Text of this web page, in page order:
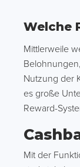
Welche
Mittlerweile
Nutzung der
es große
Reward-
Mit der